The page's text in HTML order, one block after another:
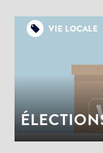
LA VILLE
VIE LOCALE